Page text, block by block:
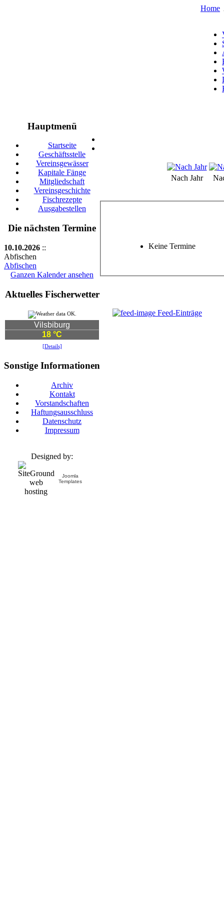
Home
Hauptmenü
Startseite
Geschäftsstelle
Vereinsgewässer
Kapitale Fänge
Mitgliedschaft
Vereinsgeschichte
Fischrezepte
Ausgabestellen
Die nächsten Termine
10.10.2026 ::
Abfischen
Abfischen
Ganzen Kalender ansehen
Aktuelles Fischerwetter
Vilsbiburg
18 °C
[Details]
Sonstige Informationen
Archiv
Kontakt
Vorstandschaften
Haftungsausschluss
Datenschutz
Impressum
Designed by:
Joomla
Templates
Nach Jahr
Keine Termine
Feed-Einträge